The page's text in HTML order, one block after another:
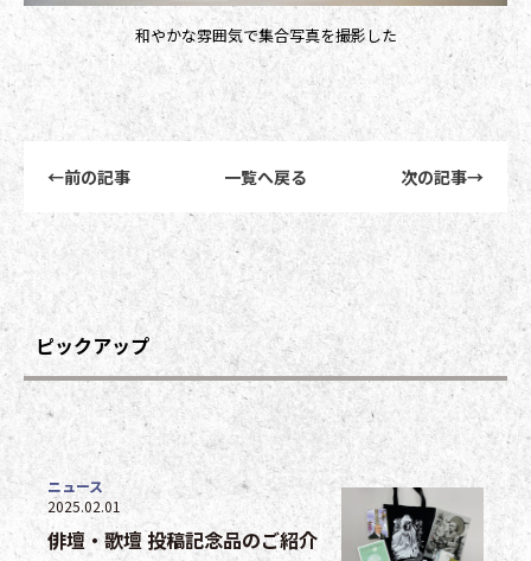
和やかな雰囲気で集合写真を撮影した
←前の記事 一覧へ戻る 次の記事→
ピックアップ
俳壇・歌壇 投稿記念品のご紹介
ニュース
2025.02.01